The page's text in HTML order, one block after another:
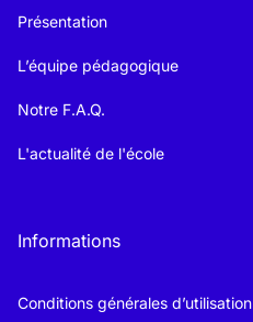
Présentation
L’équipe pédagogique
Notre F.A.Q.
L'actualité de l'école
Informations
Conditions générales d’utilisation